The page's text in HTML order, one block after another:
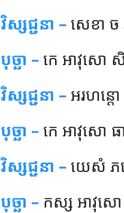
វិស្សជ្ជនា –សេខា ច
បុច្ឆា –កេ អាវុសោ សិ
វិស្សជ្ជនា – អរហន្តោ
បុច្ឆា –កេ អាវុសោ ធា
វិស្សជ្ជនា –យេសំ ភន្ត
បុច្ឆា – កស្ស អាវុស